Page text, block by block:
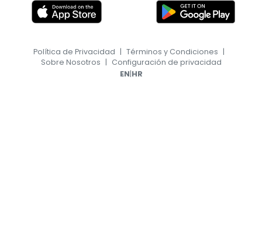
Política de Privacidad | Términos y Condiciones |
Sobre Nosotros | Configuración de privacidad
EN|HR